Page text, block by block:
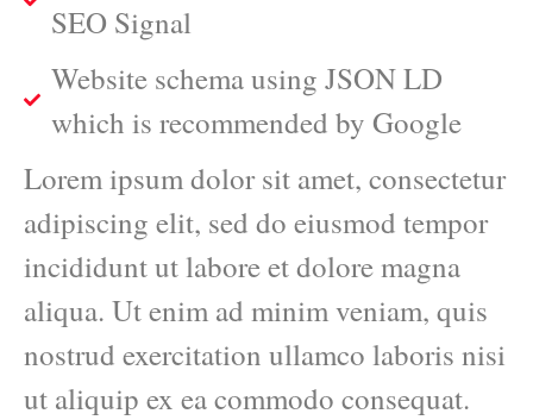
SEO Signal
Website schema using JSON LD
which is recommended by Google
Lorem ipsum dolor sit amet, consectetur
adipiscing elit, sed do eiusmod tempor
incididunt ut labore et dolore magna
aliqua. Ut enim ad minim veniam, quis
nostrud exercitation ullamco laboris nisi
ut aliquip ex ea commodo consequat.